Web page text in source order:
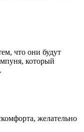
что они будут
который
желательно